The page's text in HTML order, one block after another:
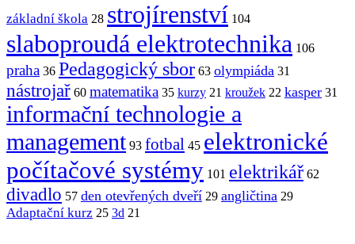
základní škola 28 strojírenství 104
slaboproudá elektrotechnika 106
praha 36 Pedagogický sbor 63 olympiáda 31
nástrojař 60 matematika 35 kurzy 21 kroužek 22 kasper 31
informační technologie a
management 93 fotbal 45 elektronické
počítačové systémy 101 elektrikář 62
divadlo 57 den otevřených dveří 29 angličtina 29
Adaptační kurz 25 3d 21